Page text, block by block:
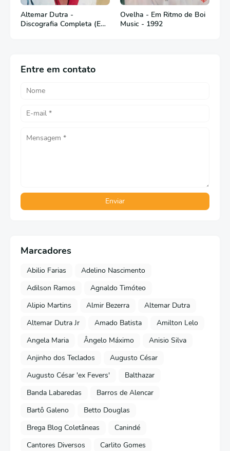
Altemar Dutra -
Discografia Completa (Em
Ovelha - Em Ritmo de Boi
Music - 1992
Entre em contato
Marcadores
Abilio Farias
Adelino Nascimento
Adilson Ramos
Agnaldo Timóteo
Alipio Martins
Almir Bezerra
Altemar Dutra
Altemar Dutra Jr
Amado Batista
Amilton Lelo
Angela Maria
Ângelo Máximo
Anisio Silva
Anjinho dos Teclados
Augusto César
Augusto César 'ex Fevers'
Balthazar
Banda Labaredas
Barros de Alencar
Bartô Galeno
Betto Douglas
Brega Blog Coletâneas
Canindé
Cantores Diversos
Carlito Gomes